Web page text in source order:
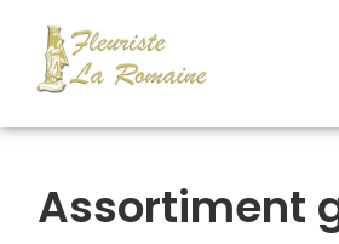
Assortiment